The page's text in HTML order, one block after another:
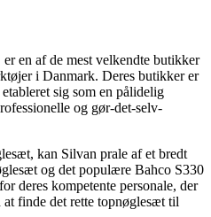
en af de mest velkendte butikker
i Danmark. Deres butikker er
sig som en pålidelig
og gør-det-selv-
kan Silvan prale af et bredt
og det populære Bahco S330
deres kompetente personale, der
finde det rette topnøglesæt til